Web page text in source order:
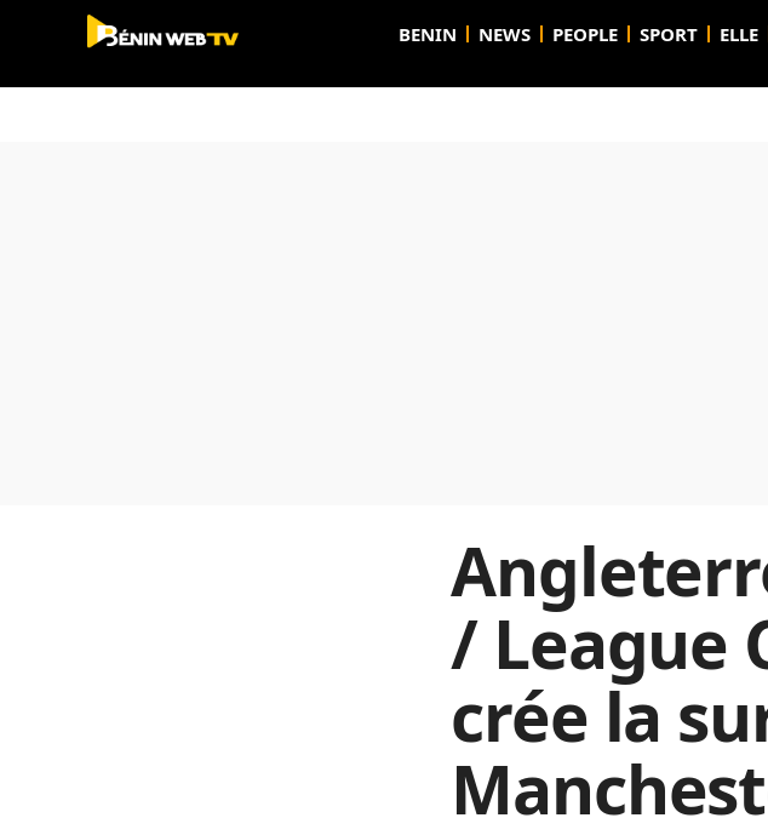
BENIN NEWS PEOPLE SPORT ELLE
/ League
crée la